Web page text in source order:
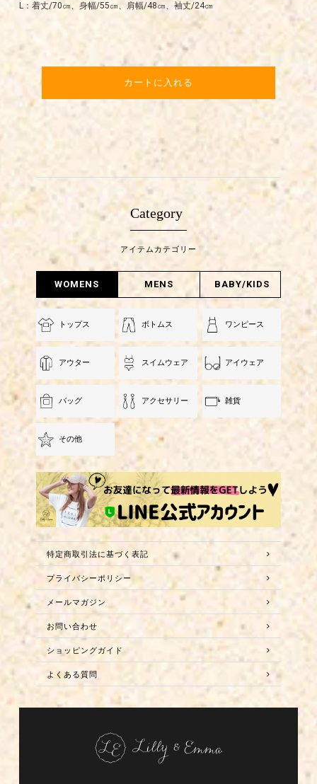
L：着丈/70㎝、身幅/55㎝、肩幅/48㎝、袖丈/24㎝
カートに入れる
Category
アイテムカテゴリー
WOMENS MENS BABY/KIDS
トップス ボトムス ワンピース
アウター スイムウェア アイウェア
バッグ アクセサリー 雑貨
その他
特定商取引法に基づく表記
プライバシーポリシー
メールマガジン
お問い合わせ
ショッピングガイド
よくある質問